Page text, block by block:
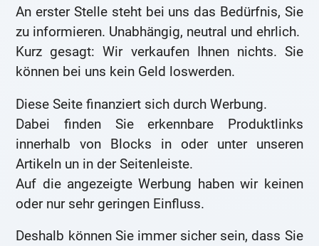
An erster Stelle steht bei uns das Bedürfnis, Sie
zu informieren. Unabhängig, neutral und ehrlich.
Kurz gesagt: Wir verkaufen Ihnen nichts. Sie
können bei uns kein Geld loswerden.
Diese Seite finanziert sich durch Werbung.
Dabei finden Sie erkennbare Produktlinks
innerhalb von Blocks in oder unter unseren
Artikeln un in der Seitenleiste.
Auf die angezeigte Werbung haben wir keinen
oder nur sehr geringen Einfluss.
Deshalb können Sie immer sicher sein, dass Sie